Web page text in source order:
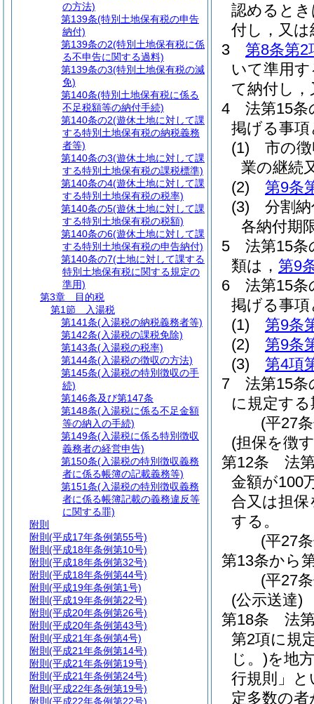
認めると
付し，又
3
第8条第2
いて準用
て納付し
4
法第15
掲げる事
(1)
市の
業の継続
(2)
第9条
(3)
分割
各納付期
5
法第15条
類は， 第9
6
法第15
掲げる事
(1)
第9条
(2)
第9条
(3)
第4項
7
法第15条
に規定す
(平27
(担保を徴
第12条
法
金額が100
合又は担
する。
(平27
第13条から
(平27
(公示送達)
第18条
法
第2項に規
じ。)を地
行規則」と
定多数の
の方法)
第139条(特別土地保有税の申告
納付)
第139条の2(特別土地保有税に係
る不申告に関する過料)
第139条の3(特別土地保有税の減
免)
第140条(特別土地保有税に係る
不足税額等の納付手続)
第140条の2(遊休土地に対して課
する特別土地保有税の納税義務
者等)
第140条の3(遊休土地に対して課
する特別土地保有税の課税標準)
第140条の4(遊休土地に対して課
する特別土地保有税の税率)
第140条の5(遊休土地に対して課
する特別土地保有税の税額)
第140条の6(遊休土地に対して課
する特別土地保有税の申告納付)
第140条の7(土地に対して課する
特別土地保有税に関する規定の
準用)
第3章
目的税
第1節
入湯税
第141条(入湯税の納税義務者等)
第142条(入湯税の課税免除)
第143条(入湯税の税率)
第144条(入湯税の徴収の方法)
第145条(入湯税の特別徴収の手
続)
第146条及び第147条
第148条(入湯税に係る不足金額
等の納入の手続)
第149条(入湯税に係る特別徴収
義務者の経営申告)
第150条(入湯税の特別徴収義務
者に係る帳簿の記載義務等)
第151条(入湯税の特別徴収義務
者に係る帳簿記載の義務違反等
に関する罪)
附則
附則 (平成17年条例第55号)
附則 (平成18年条例第10号)
附則 (平成18年条例第32号)
附則 (平成18年条例第44号)
附則 (平成19年条例第1号)
附則 (平成19年条例第22号)
附則 (平成20年条例第26号)
附則 (平成20年条例第43号)
附則 (平成21年条例第4号)
附則 (平成21年条例第14号)
附則 (平成21年条例第19号)
附則 (平成21年条例第24号)
附則 (平成22年条例第19号)
附則 (平成22年条例第22号)